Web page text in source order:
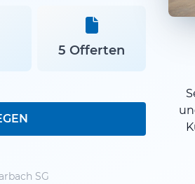
5 Offerten
SG